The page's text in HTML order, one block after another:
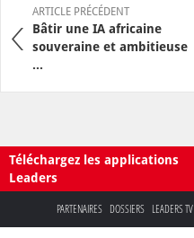
ARTICLE PRÉCÉDENT
Bâtir une IA africaine
souveraine et ambitieuse
...
Téléchargez les applications
Leaders
PARTENAIRES DOSSIERS LEADERS TV